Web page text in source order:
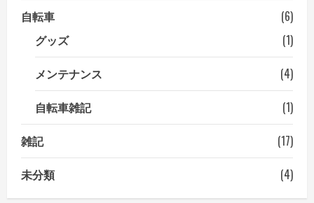
自転車
(6)
グッズ
(1)
メンテナンス
(4)
自転車雑記
(1)
雑記
(17)
未分類
(4)